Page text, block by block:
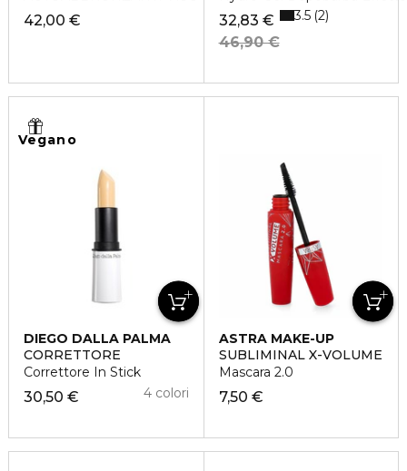
42,00 €
32,83 €
46,90 €
3.5 2
Vegano
DIEGO DALLA PALMA
CORRETTORE
Correttore In Stick
30,50 € 4 colori
ASTRA MAKE-UP
SUBLIMINAL X-VOLUME
Mascara 2.0
7,50 €